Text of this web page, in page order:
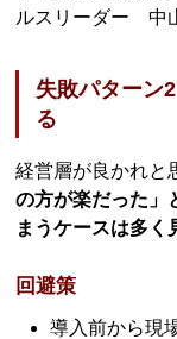
ルスリーダー 中
失敗パターン
る
経営層が良かれと
の方が楽だった」
まうケースは多く
回避策
導入前から現